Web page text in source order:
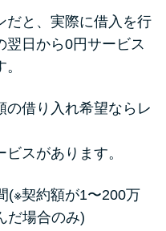
だと、実際に借入を行
翌日から0円サービス
の借り入れ希望ならレ
スがあります。
(※契約額が1〜200万
だ場合のみ)